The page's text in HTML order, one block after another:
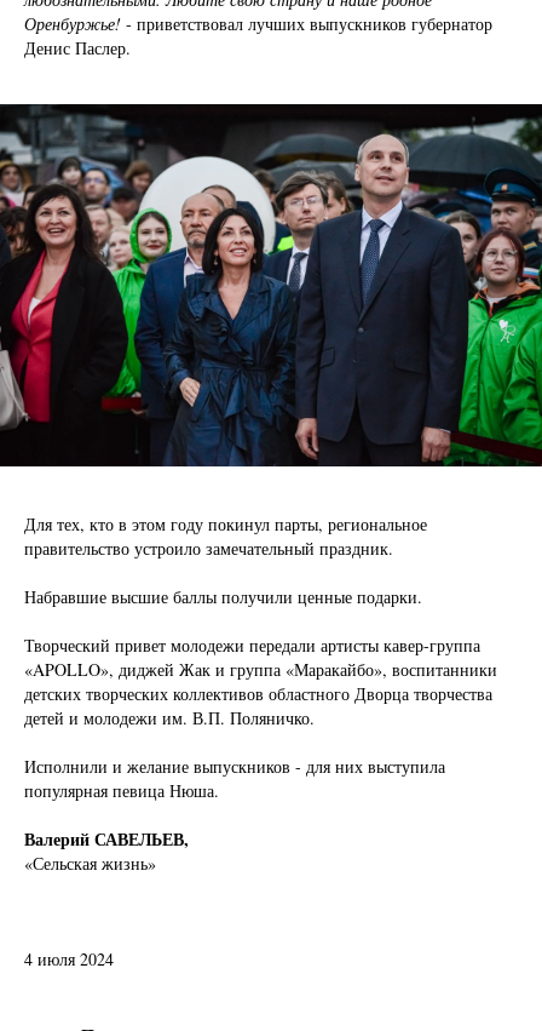
Оренбуржье! - приветствовал лучших выпускников губернатор
Денис Паслер.
Для тех, кто в этом году покинул парты, региональное
правительство устроило замечательный праздник.
Набравшие высшие баллы получили ценные подарки.
Творческий привет молодежи передали артисты кавер-группа
«APOLLO», диджей Жак и группа «Маракайбо», воспитанники
детских творческих коллективов областного Дворца творчества
детей и молодежи им. В.П. Поляничко.
Исполнили и желание выпускников - для них выступила
популярная певица Нюша.
Валерий САВЕЛЬЕВ,
«Сельская жизнь»
4 июля 2024